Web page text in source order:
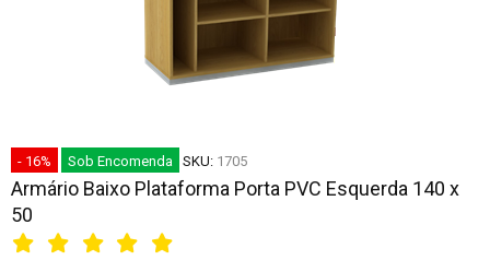
- 16% Sob Encomenda SKU: 1705
Armário Baixo Plataforma Porta PVC Esquerda 140 x
50